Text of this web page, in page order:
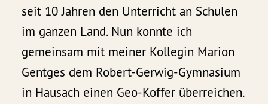
seit 10 Jahren den Unterricht an Schulen
im ganzen Land. Nun konnte ich
gemeinsam mit meiner Kollegin Marion
Gentges dem Robert-Gerwig-Gymnasium
in Hausach einen Geo-Koffer überreichen.